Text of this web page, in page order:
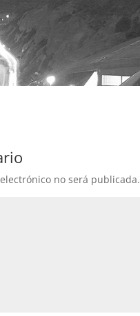
no será publicada.